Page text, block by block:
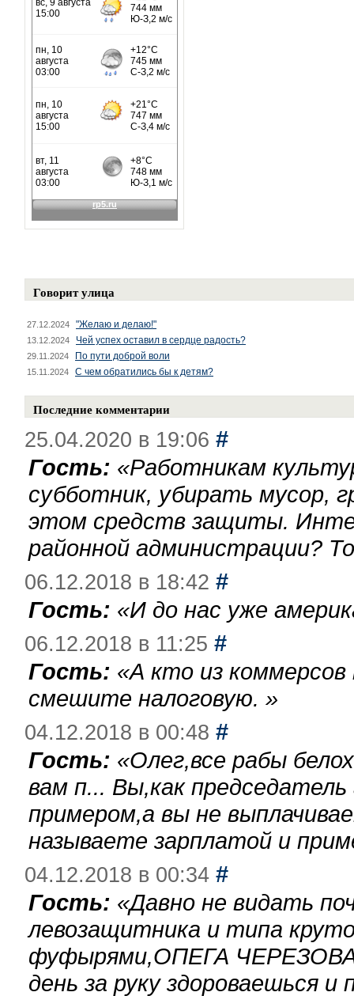
Говорит улица
27.12.2024 "Желаю и делаю!"
13.12.2024 Чей успех оставил в сердце радость?
29.11.2024 По пути доброй воли
15.11.2024 С чем обратились бы к детям?
Последние комментарии
25.04.2020 в 19:06 #
Гость: «Работникам
субботник, убирать мусор,
этом средств защиты.
районной администрации?
06.12.2018 в 18:42 #
Гость: «И до нас уже
06.12.2018 в 11:25 #
Гость: «А кто из
смешите налоговую. »
04.12.2018 в 00:48 #
Гость: «Олег,все рабы
вам п... Вы,как
примером,а вы не
называете зарплатой и
04.12.2018 в 00:34 #
Гость: «Давно не видать
левозащитника и типа
фуфырями,ОПЕГА
день за руку здороваешься